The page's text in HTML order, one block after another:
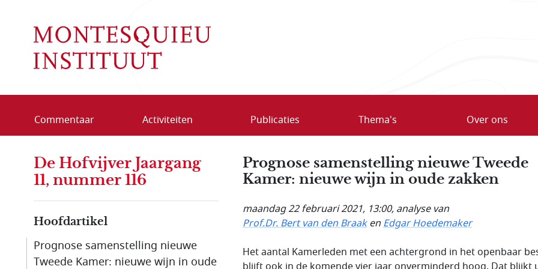
Commentaar Activiteiten Publicaties Thema's Over ons
Prognose samenstelling nieuwe Tweede
Kamer: nieuwe wijn in oude zakken
maandag 22 februari 2021, 13:00, analyse van
Prof.Dr. Bert van den BraakenEdgar Hoedemaker
Het aantal Kamerleden met een achtergrond in het openbaar
De Hofvijver Jaargang
11, nummer 116
Hoofdartikel
Prognose samenstelling nieuwe
Tweede Kamer: nieuwe wijn in oude